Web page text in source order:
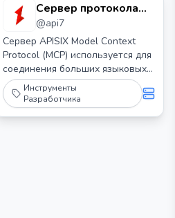
Сервер протокола
контекста модели
Apisix (mcp)
@api7
Сервер APISIX Model Context
Protocol (MCP) используется для
соединения больших языковых
моделей (LLMs) с API управления
APISIX.
Инструменты
Разработчика